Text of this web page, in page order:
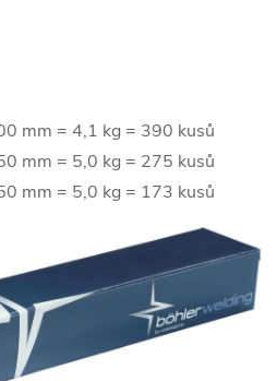
mm = 4,1 kg = 390 kusů
mm = 5,0 kg = 275 kusů
mm = 5,0 kg = 173 kusů